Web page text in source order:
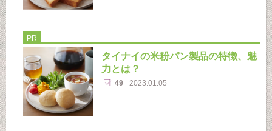
PR
タイナイの米粉パン製品の特徴、魅
力とは？
49 2023.01.05